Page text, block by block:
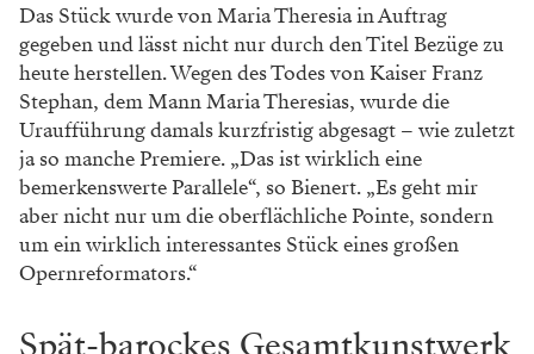
Das Stück wurde von Maria Theresia in Auftrag
gegeben und lässt nicht nur durch den Titel Bezüge zu
heute herstellen. Wegen des Todes von Kaiser Franz
Stephan, dem Mann Maria Theresias, wurde die
Uraufführung damals kurzfristig abgesagt – wie zuletzt
ja so manche Premiere. „Das ist wirklich eine
bemerkenswerte Parallele“, so Bienert. „Es geht mir
aber nicht nur um die oberflächliche Pointe, sondern
um ein wirklich interessantes Stück eines großen
Opernreformators.“